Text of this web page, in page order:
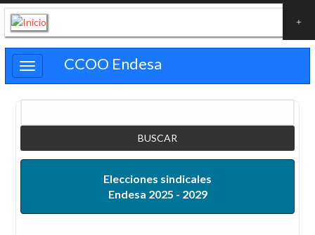
Pasar
contenido
principal
CCOO Endesa
Elecciones sindicales
Endesa 2025 - 2029